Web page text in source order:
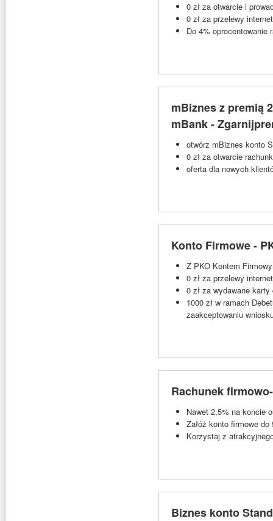
0 zł za otwarcie i
0 zł za przelewy
Do 4% oprocentowanie
mBiznes z premią
mBank -
otwórz mBiznes konto
0 zł za otwarcie
oferta dla nowych
Konto Firmowe -
Z PKO Kontem
0 zł za przelewy
0 zł za wydawane karty
1000 zł w ramach
zaakceptowaniu
Rachunek
Nawet 2,5% na koncie
Załóż konto firmowe do
Korzystaj z
Biznes konto